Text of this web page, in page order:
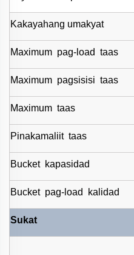
Kakayahang umakyat
Maximum pag-load taas
Maximum pagsisisi taas
Maximum taas
Pinakamaliit taas
Bucket kapasidad
Bucket pag-load kalidad
Sukat